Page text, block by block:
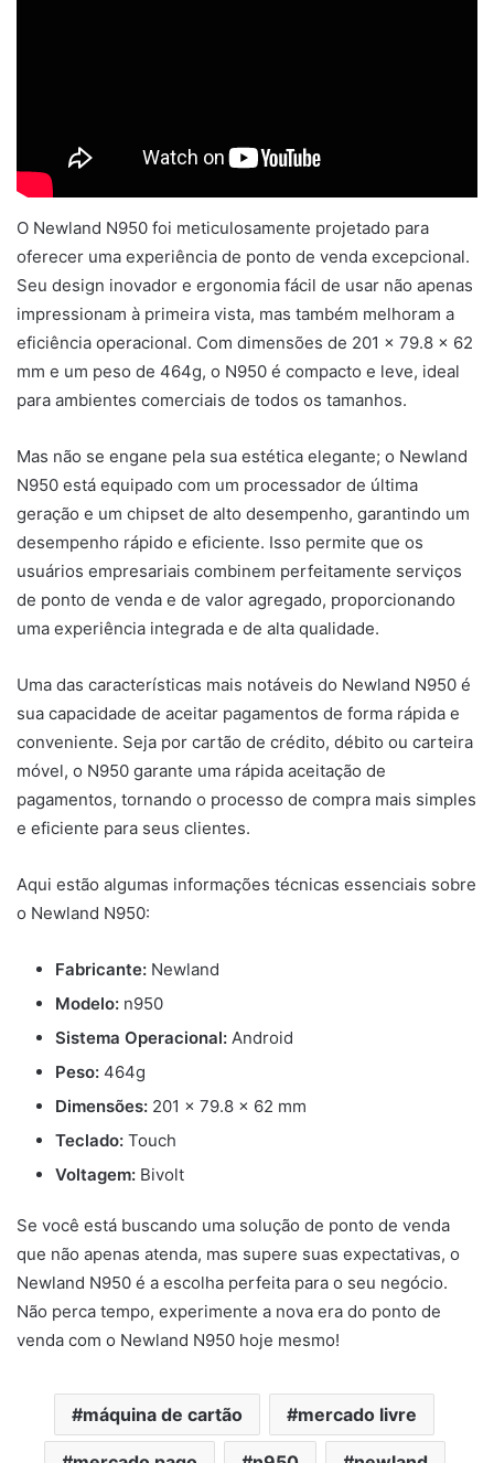
O Newland N950 foi meticulosamente projetado para
oferecer uma experiência de ponto de venda excepcional.
Seu design inovador e ergonomia fácil de usar não apenas
impressionam à primeira vista, mas também melhoram a
eficiência operacional. Com dimensões de 201 x 79.8 x 62
mm e um peso de 464g, o N950 é compacto e leve, ideal
para ambientes comerciais de todos os tamanhos.
Mas não se engane pela sua estética elegante; o Newland
N950 está equipado com um processador de última
geração e um chipset de alto desempenho, garantindo um
desempenho rápido e eficiente. Isso permite que os
usuários empresariais combinem perfeitamente serviços
de ponto de venda e de valor agregado, proporcionando
uma experiência integrada e de alta qualidade.
Uma das características mais notáveis do Newland N950 é
sua capacidade de aceitar pagamentos de forma rápida e
conveniente. Seja por cartão de crédito, débito ou carteira
móvel, o N950 garante uma rápida aceitação de
pagamentos, tornando o processo de compra mais simples
e eficiente para seus clientes.
Aqui estão algumas informações técnicas essenciais sobre
o Newland N950:
Fabricante: Newland
Modelo: n950
Sistema Operacional: Android
Peso: 464g
Dimensões: 201 x 79.8 x 62 mm
Teclado: Touch
Voltagem: Bivolt
Se você está buscando uma solução de ponto de venda
que não apenas atenda, mas supere suas expectativas, o
Newland N950 é a escolha perfeita para o seu negócio.
Não perca tempo, experimente a nova era do ponto de
venda com o Newland N950 hoje mesmo!
máquina de cartão mercado livre